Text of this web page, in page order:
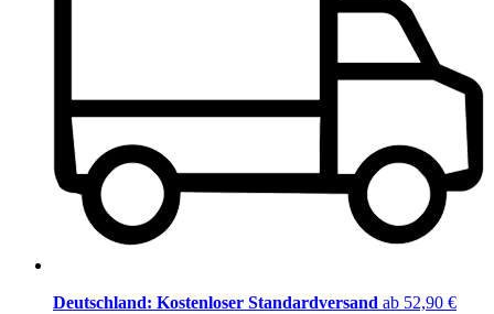
Deutschland: Kostenloser Standardversand ab 52,90 €